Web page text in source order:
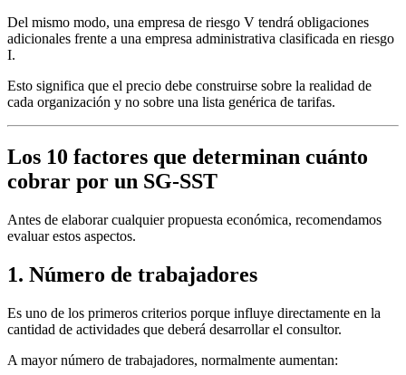
Del mismo modo, una empresa de riesgo V tendrá obligaciones
adicionales frente a una empresa administrativa clasificada en riesgo
I.
Esto significa que el precio debe construirse sobre la realidad de
cada organización y no sobre una lista genérica de tarifas.
Los 10 factores que determinan cuánto
cobrar por un SG-SST
Antes de elaborar cualquier propuesta económica, recomendamos
evaluar estos aspectos.
1. Número de trabajadores
Es uno de los primeros criterios porque influye directamente en la
cantidad de actividades que deberá desarrollar el consultor.
A mayor número de trabajadores, normalmente aumentan: